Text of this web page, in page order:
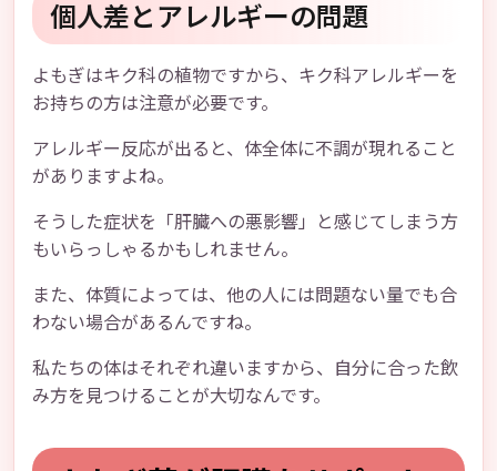
個人差とアレルギーの問題
よもぎはキク科の植物ですから、キク科アレルギーを
お持ちの方は注意が必要です。
アレルギー反応が出ると、体全体に不調が現れること
がありますよね。
そうした症状を「肝臓への悪影響」と感じてしまう方
もいらっしゃるかもしれません。
また、体質によっては、他の人には問題ない量でも合
わない場合があるんですね。
私たちの体はそれぞれ違いますから、自分に合った飲
み方を見つけることが大切なんです。